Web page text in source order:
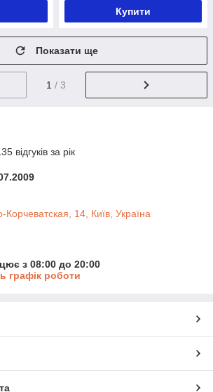
Купити
Показати ще
1 / 3
відгуків за рік
14, Київ, Україна
з 08:00 до 20:00
графік роботи